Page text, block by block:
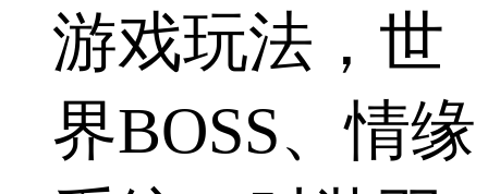
游戏玩法，世
界BOSS、情缘